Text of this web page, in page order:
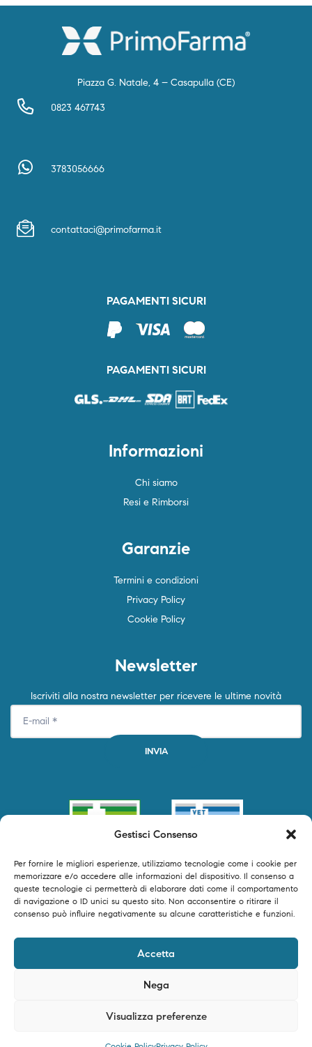
Gestisci Consenso
Per fornire le migliori esperienze, utilizziamo tecnologie come i cookie per
memorizzare e/o accedere alle informazioni del dispositivo. Il consenso a
queste tecnologie ci permetterà di elaborare dati come il comportamento
di navigazione o ID unici su questo sito. Non acconsentire o ritirare il
consenso può influire negativamente su alcune caratteristiche e funzioni.
Accetta
Nega
Visualizza preferenze
Piazza G. Natale, 4 – Casapulla (CE)
0823 467743
3783056666
contattaci@primofarma.it
PAGAMENTI SICURI
PAGAMENTI SICURI
Informazioni
Chi siamo
Resi e Rimborsi
Garanzie
Termini e condizioni
Privacy Policy
Cookie Policy
Newsletter
Iscriviti alla nostra newsletter per ricevere le ultime novità
©2024 Primofarma S.r.l. tutti i diritti riservati – P.IVA 04250540616 –
Powered by Timeer Digital Studio